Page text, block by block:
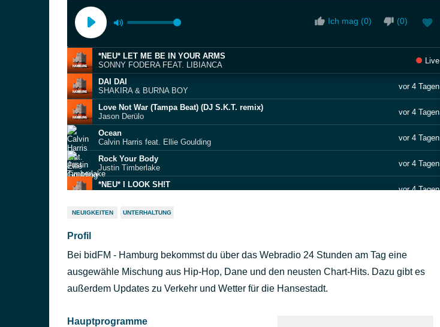
Ich mag (0) (0)
*NEU* LET ME BE IN YOUR ARMS
SONNY FODERA FEAT. LIBIANCA
Live
DAI DAI
SHAKIRA & BURNA BOY
vor 4 Tagen
Love Not War (Tampa Beat) (DJ S.K.T. remix)
Jason Derülo
vor 4 Tagen
Ocean
Calvin Harris feat. Ellie Goulding
vor 4 Tagen
Rock Your Body
Justin Timberlake
vor 4 Tagen
*NEU* I LOOK SH!T
vor 4 Tagen
Sorry Papi
257ers
vor 4 Tagen
Just Keep Watching
Tate McRae
NEUIGKEITEN UNTERHALTUNG
Profil
Bei bidFM - Hamburg bekommst du über das Webradio 24 Stunden am Tag eine
ausgewähle Mischung aus Hip-Hop, Dane und den neusten Chart-Hits. Dazu gibt es
außerdem Updates zu Verkehr und Wetter für die Hansestadt.
Hauptprogramme